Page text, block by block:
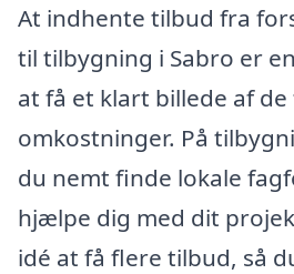
At indhente tilbud fra
til tilbygning i Sabro er
at få et klart billede af
omkostninger. På
du nemt finde lokale
hjælpe dig med dit
idé at få flere tilbud, så